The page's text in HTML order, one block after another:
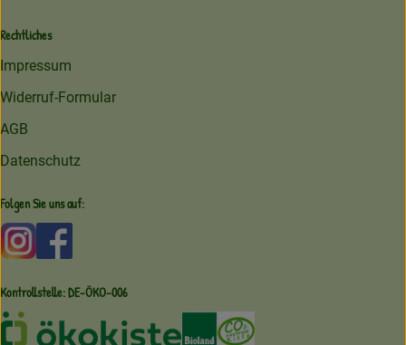
Rechtliches
Impressum
Widerruf-Formular
AGB
Datenschutz
Folgen Sie uns auf:
Externer Link zu https://www.instagram.com/
Kontrollstelle: DE-ÖKO-006
Externer Link zu /ueber-uns/
Externer Link zu /regionale-